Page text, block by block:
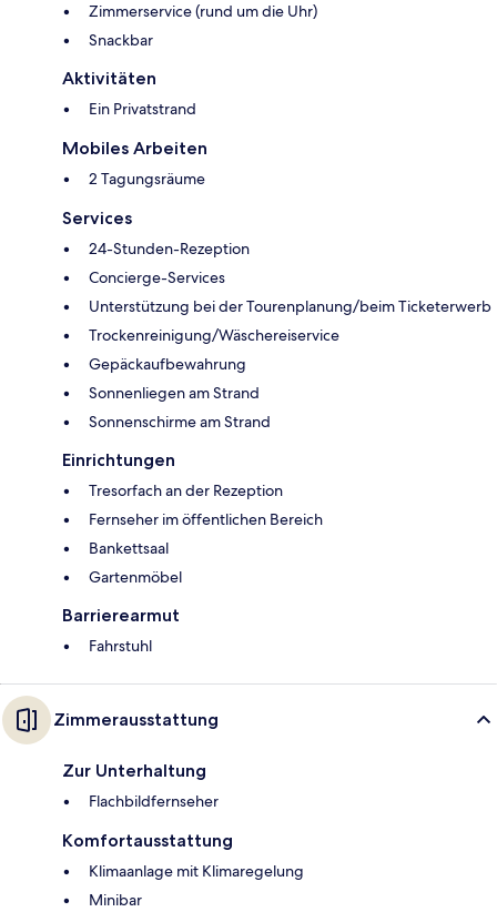
Zimmerservice (rund um die Uhr)
Snackbar
Aktivitäten
Ein Privatstrand
Mobiles Arbeiten
2 Tagungsräume
Services
24-Stunden-Rezeption
Concierge-Services
Unterstützung bei der Tourenplanung/beim Ticketerwerb
Trockenreinigung/Wäschereiservice
Gepäckaufbewahrung
Sonnenliegen am Strand
Sonnenschirme am Strand
Einrichtungen
Tresorfach an der Rezeption
Fernseher im öffentlichen Bereich
Bankettsaal
Gartenmöbel
Barrierearmut
Fahrstuhl
Zimmerausstattung
Zur Unterhaltung
Flachbildfernseher
Komfortausstattung
Klimaanlage mit Klimaregelung
Minibar